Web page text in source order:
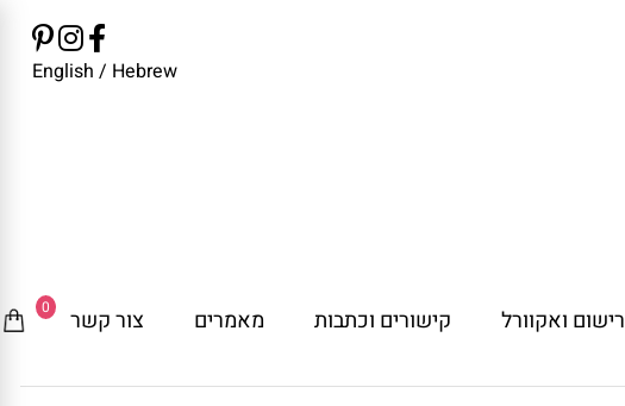
English / Hebrew
0 רישום ואקוורל קישורים וכתבות מאמרים צור קשר